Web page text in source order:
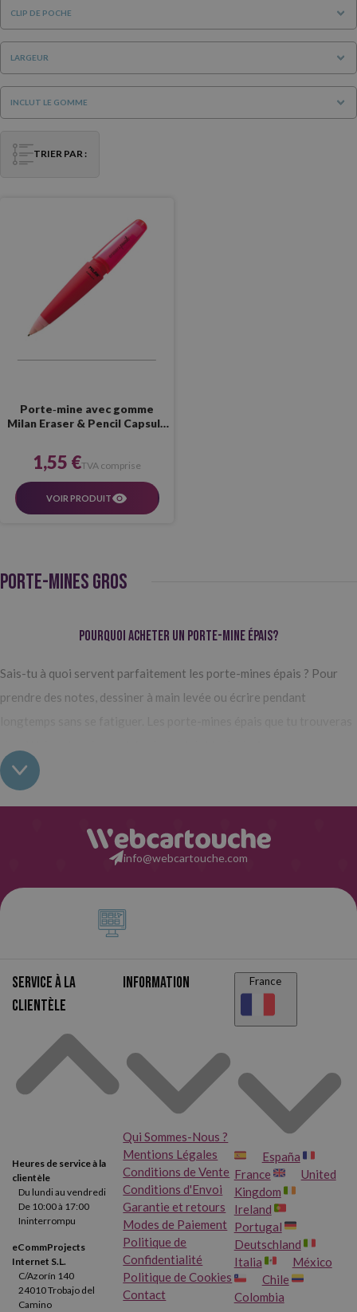
CLIP DE POCHE
LARGEUR
INCLUT LE GOMME
TRIER PAR :
Porte‑mine avec gomme
Milan Eraser & Pencil Capsule
1,55 €TVA comprise
VOIR PRODUIT
PORTE-MINES GROS
Pourquoi acheter un porte-mine épais?
Sais-tu à quoi servent parfaitement les porte-mines épais ? Pour
prendre des notes, dessiner à main levée ou écrire pendant
ergonomiques pour une prise en main confortable. L'outil parfait
pour écrire ou dessiner à l'école ou au bureau !
Quels porte-mines épais trouveras-tu chez Webcartouche
Dans cette section, tu trouveras des porte-mines avec une mine
épaisse de marques de qualité reconnues telles que Milan ou Faber-
Castell. Tu pourras opter pour des porte-mines au design classique
et élégant ou décontracté et moderne. Obtient ton préféré au
info@webcartouche.com
Service à la
clientèle
Heures de service à la
clientèle
Du lundi au vendredi
De 10:00 à 17:00
Ininterrompu
eCommProjects
Internet S.L.
C/Azorín 140
24010 Trobajo del
Camino
Information
Qui Sommes-Nous ?
Mentions Légales
Conditions de Vente
Conditions d'Envoi
Garantie et retours
Modes de Paiement
Politique de
Confidentialité
Politique de Cookies
Contact
France
España
France
United
Kingdom
Ireland
Portugal
Deutschland
Italia
México
Chile
Colombia